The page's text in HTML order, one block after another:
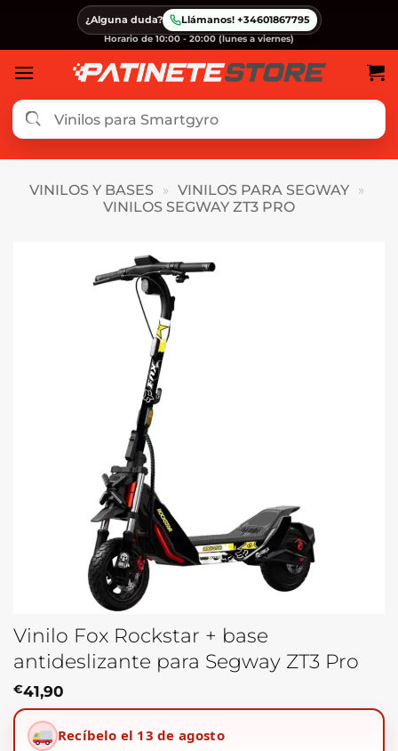
contenido
¿Alguna duda? Llámanos! +34601867795
Horario de 10:00 - 20:00 (lunes a viernes)
VINILOS Y BASES » VINILOS PARA SEGWAY »
VINILOS SEGWAY ZT3 PRO
Vinilo Fox Rockstar + base
antideslizante para Segway ZT3 Pro
€41,90
Recíbelo el 13 de agosto